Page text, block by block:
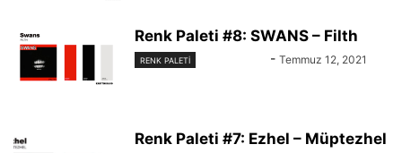
Renk Paleti #8: SWANS – Filth
RENK PALETİ - Temmuz 12, 2021
Renk Paleti #7: Ezhel – Müptezhel